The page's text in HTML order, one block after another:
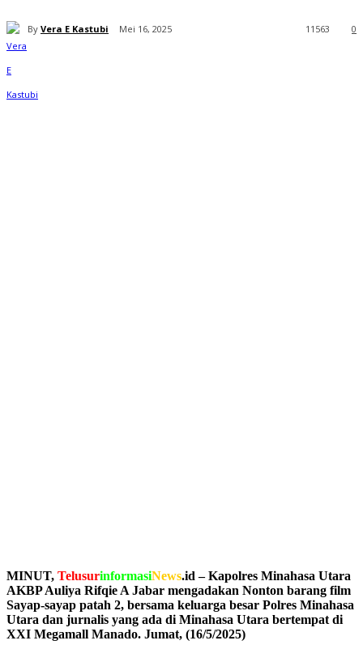
By Vera E Kastubi Mei 16, 2025 0
11 563
MINUT, TelusurinformasiNews.id – Kapolres Minahasa Utara
AKBP Auliya Rifqie A Jabar mengadakan Nonton barang film
Sayap-sayap patah 2, bersama keluarga besar Polres Minahasa
Utara dan jurnalis yang ada di Minahasa Utara bertempat di
XXI Megamall Manado. Jumat, (16/5/2025)